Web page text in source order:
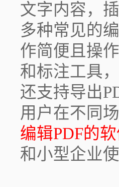
文字内容，
多种常见的
作简便且操
和标注工具
还支持导出
用户在不同
编辑PDF的
和小型企业使